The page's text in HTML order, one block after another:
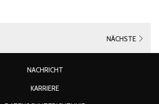
NÄCHSTE
NACHRICHTÖFFNET
KARRIEREÖFFNET